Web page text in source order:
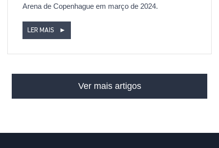
Arena de Copenhague em março de 2024.
LER MAIS ►
Ver mais artigos